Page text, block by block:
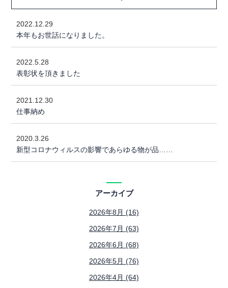
2022.12.29
本年もお世話になりました。
2022.5.28
表彰状を頂きました
2021.12.30
仕事納め
2020.3.26
新型コロナウィルスの影響であらゆる物が品……
アーカイブ
2026年8月 (16)
2026年7月 (63)
2026年6月 (68)
2026年5月 (76)
2026年4月 (64)